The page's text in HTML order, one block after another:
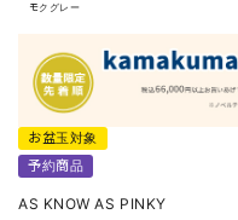
モクグレー
お盆玉対象
予約商品
AS KNOW AS PINKY